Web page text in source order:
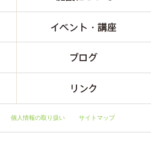
個人情報の取り扱い サイトマップ